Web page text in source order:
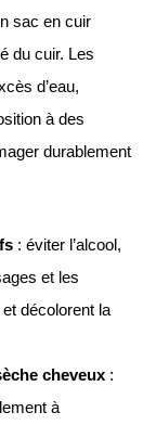
sac en cuir
du cuir. Les
d’eau,
à des
durablement
: éviter l’alcool,
et les
décolorent la
cheveux:
à